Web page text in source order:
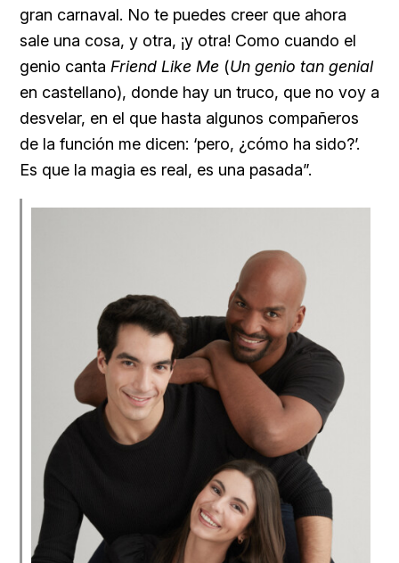
gran carnaval. No te puedes creer que ahora
sale una cosa, y otra, ¡y otra! Como cuando el
genio canta Friend Like Me (Un genio tan genial
en castellano), donde hay un truco, que no voy a
desvelar, en el que hasta algunos compañeros
de la función me dicen: ‘pero, ¿cómo ha sido?’.
Es que la magia es real, es una pasada”.